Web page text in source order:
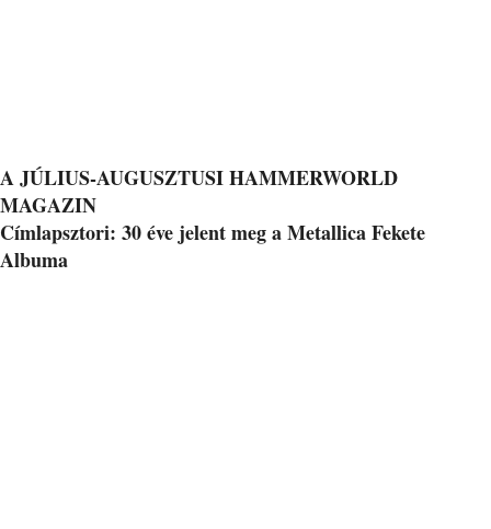
A JÚLIUS-AUGUSZTUSI HAMMERWORLD
MAGAZIN
Címlapsztori: 30 éve jelent meg a Metallica Fekete
Albuma